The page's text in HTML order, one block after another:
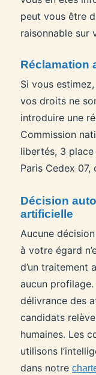
peut vous être
raisonnable sur
Réclamation
Si vous
vos droits ne
introduire une
Commission
libertés, 3 place
Paris Cedex 07,
Décision
artificielle
Aucune
à votre égard
d’un traitement
aucun profilage.
délivrance des
candidats
humaines. Les
utilisons
dans notre